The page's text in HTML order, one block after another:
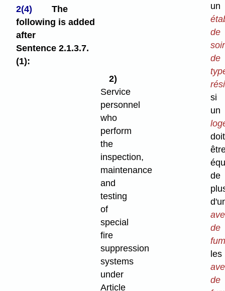
2(4)
The
following is added
after
Sentence 2.1.3.7.
(1):
2)
Service
personnel
who
perform
the
inspection,
maintenance
and
testing
of
special
fire
suppression
systems
under
Article
un
de
de
si
un
doit
de
de
les
de